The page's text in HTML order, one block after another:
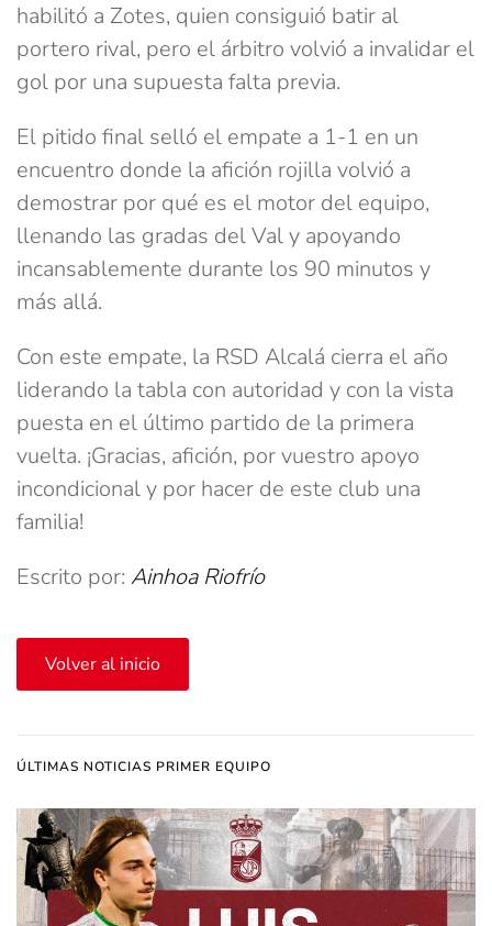
habilitó a Zotes, quien consiguió batir al
portero rival, pero el árbitro volvió a invalidar el
gol por una supuesta falta previa.
El pitido final selló el empate a 1-1 en un
encuentro donde la afición rojilla volvió a
demostrar por qué es el motor del equipo,
llenando las gradas del Val y apoyando
incansablemente durante los 90 minutos y
más allá.
Con este empate, la RSD Alcalá cierra el año
liderando la tabla con autoridad y con la vista
puesta en el último partido de la primera
vuelta. ¡Gracias, afición, por vuestro apoyo
incondicional y por hacer de este club una
familia!
Escrito por: Ainhoa Riofrío
Volver al inicio
ÚLTIMAS NOTICIAS PRIMER EQUIPO